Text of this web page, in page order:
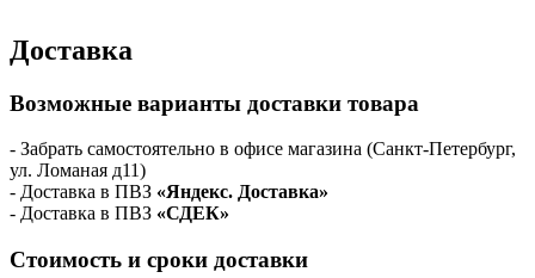
Доставка
Возможные варианты доставки товара
- Забрать самостоятельно в офисе магазина (Санкт-Петербург,
ул. Ломаная д11)
- Доставка в ПВЗ «Яндекс. Доставка»
- Доставка в ПВЗ «СДЕК»
Стоимость и сроки доставки